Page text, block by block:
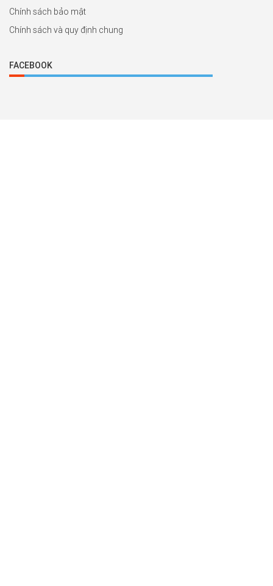
Chính sách bảo mật
Chính sách và quy định chung
FACEBOOK